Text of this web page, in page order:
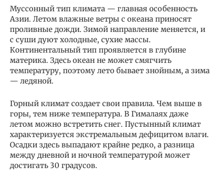
Муссонный тип климата — главная особенность
Азии. Летом влажные ветры с океана приносят
проливные дожди. Зимой направление меняется, и
с суши дуют холодные, сухие массы.
Континентальный тип проявляется в глубине
материка. Здесь океан не может смягчить
температуру, поэтому лето бывает знойным, а зима
— ледяной.
Горный климат создает свои правила. Чем выше в
горы, тем ниже температура. В Гималаях даже
летом можно встретить снег. Пустынный климат
характеризуется экстремальным дефицитом влаги.
Осадки здесь выпадают крайне редко, а разница
между дневной и ночной температурой может
достигать 30 градусов.